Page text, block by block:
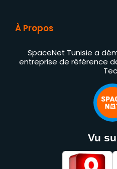
À Propos
SpaceNet Tunisie a
entreprise de référence
Vu